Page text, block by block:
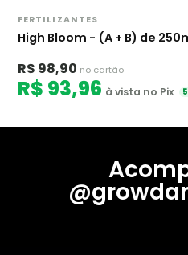
FERTILIZANTES
High Bloom - (A + B) de
R$ 98,90 no cartão
R$ 93,96 à vista no Pix